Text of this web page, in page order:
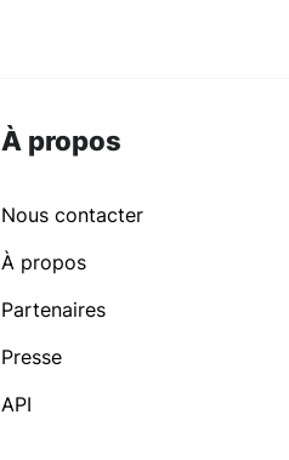
À propos
Nous contacter
À propos
Partenaires
Presse
API